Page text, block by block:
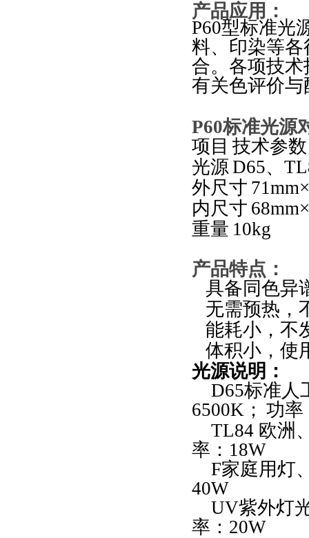
产品应用：
P60型标准光
料、印染等
合。各项技
有关色评价
P60标准光源
项目 技术参数
光源D65、
外尺寸 71mm×
内尺寸 68mm×
重量 10kg
产品特点 ：
具备同色异
无需预热，
能耗小，不
体积小，使
光源说明：
D65标准人
6500K ； 功率
TL84 欧洲
率： 18W
F家庭用灯
40W
UV紫外灯
率： 20W